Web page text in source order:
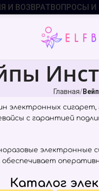
И ВОЗВРАТВОПРОСЫ И
Главная
электронных
с гарантией
Каталог